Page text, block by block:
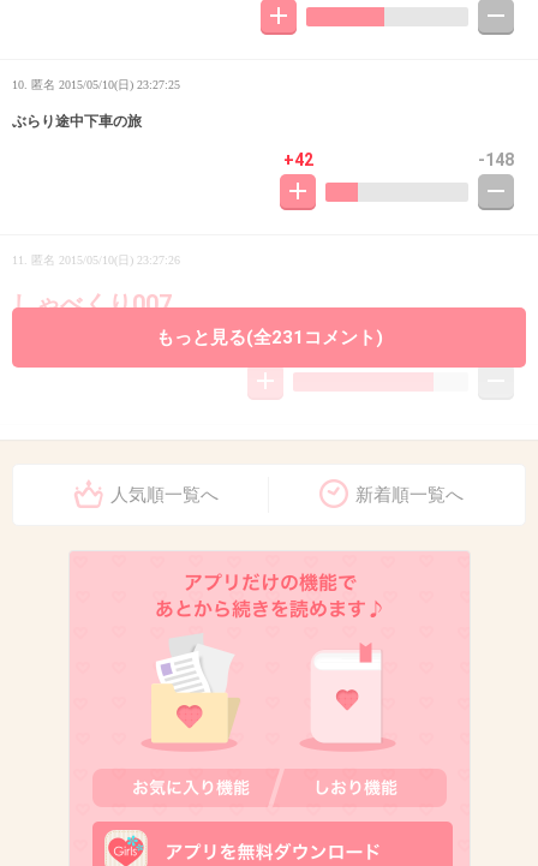
10. 匿名 2015/05/10(日) 23:27:25
ぶらり途中下車の旅
+42 -148
11. 匿名 2015/05/10(日) 23:27:26
しゃべくり007
+544
しやがれ
2015/05/10(日) 23:27:37
ちびまる子ちゃん
2015/05/10(日) 23:27:39
もっと見る(全231コメント)
人気順一覧へ 新着順一覧へ